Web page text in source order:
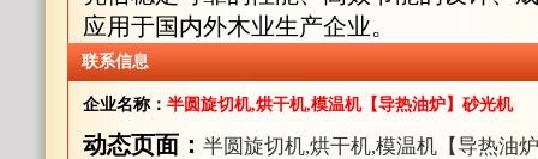
应用于国内外木业生产企业。
联系信息
企业名称： 半圆旋切机,烘干机,模温机【导热油炉】砂光机
动态页面： 半圆旋切机,烘干机,模温机【导热油